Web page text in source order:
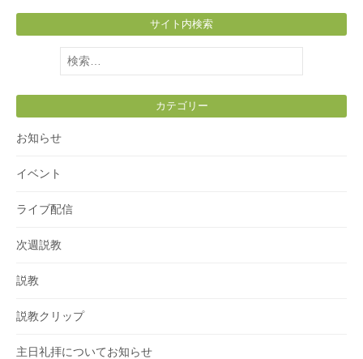
サイト内検索
検
索:
カテゴリー
お知らせ
イベント
ライブ配信
次週説教
説教
説教クリップ
主日礼拝についてお知らせ